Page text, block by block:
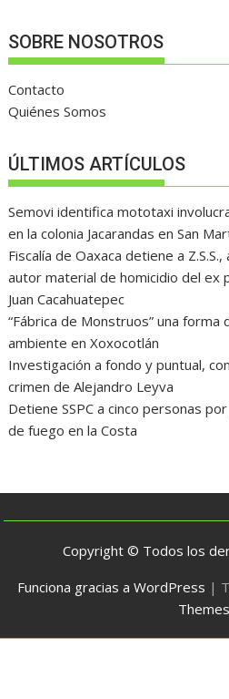
SOBRE NOSOTROS
Contacto
Quiénes Somos
ÚLTIMOS ARTÍCULOS
Semovi identifica mototaxi
en la colonia Jacarandas en San
Fiscalía de Oaxaca detiene a
autor material de homicidio del ex
Juan Cacahuatepec
“Fábrica de Monstruos” una
ambiente en Xoxocotlán
Investigación a fondo y puntual,
crimen de Alejandro Leyva
Detiene SSPC a cinco personas
de fuego en la Costa
Copyright © Todos los
Funciona gracias a WordPress |
Themes